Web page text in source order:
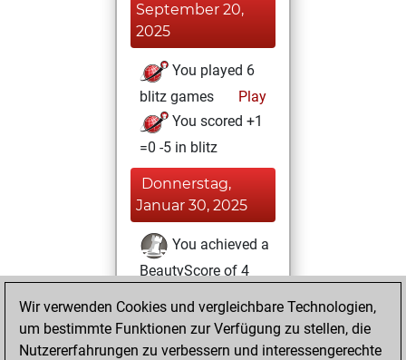
September 20,
2025
You played 6
blitz games
Play
You scored +1
=0 -5 in blitz
Donnerstag,
Januar 30, 2025
You achieved a
BeautyScore of 4
achieved a new Elo
of 1591
Wir verwenden Cookies und vergleichbare Technologien,
um bestimmte Funktionen zur Verfügung zu stellen, die
Nutzererfahrungen zu verbessern und interessengerechte